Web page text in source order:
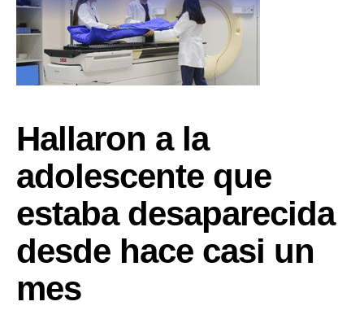
Hallaron a la
adolescente que
estaba desaparecida
desde hace casi un
mes